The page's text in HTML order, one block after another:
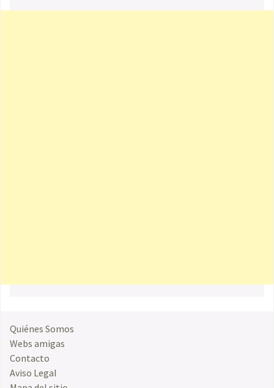
Quiénes Somos
Webs amigas
Contacto
Aviso Legal